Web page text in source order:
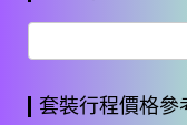
套裝行程價格參